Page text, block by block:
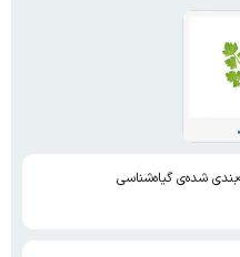
شده‌ی گیاه‌شناسی